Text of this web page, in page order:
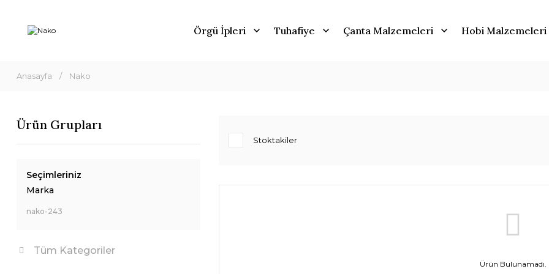
Örgü İpleri Tuhafiye Çanta Malzemeleri Hobi Malzemeleri
Anasayfa Nako
Ürün Grupları
Seçimleriniz
Marka
nako-243
Tüm Kategoriler
Stoktakiler
Ürün Bulunamadı.